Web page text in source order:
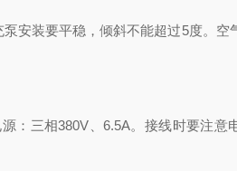
安装要平稳，倾斜不能超过5度。空
：三相380V、6.5A。接线时要注意